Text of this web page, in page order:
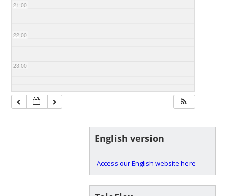
21:00
22:00
23:00
English version
Access our English website here